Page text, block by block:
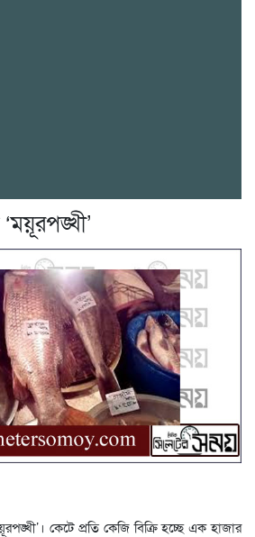
কেটে প্রতি কেজি বিক্রি হচ্ছে এক হাজার